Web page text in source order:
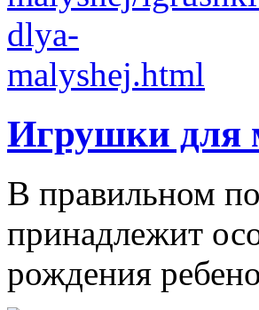
Игрушки для
В правильном
принадлежит
рождения